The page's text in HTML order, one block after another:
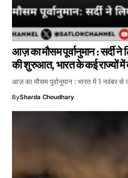
आज़ का मौसम पूर्वानुमान : सर्दी ने
की शुरुआत, भारत के कई राज्यों में
आज़ का मौसम पूर्वानुमान : भारत में 1 नवंबर
BySharda Choudhary